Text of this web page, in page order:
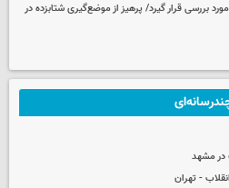
بررسی قرار گیرد/ پرهیز از موضع‌گیری شتابزده در
در مشهد
- تهران